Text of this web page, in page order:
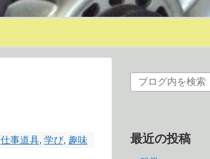
仕事道具, 学び, 趣味 最近の投稿